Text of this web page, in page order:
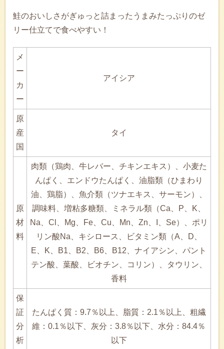
鮭のおいしさがぎゅっと詰まったうまみたっぷりのゼ
リー仕立てで食べやすい！
メ
ー
カ
ー
アイシア
原
産
国
タイ
原
材
料
肉類（鶏肉、牛レバー、チキンエキス）、小麦た
んぱく、エンドウたんぱく、油脂類（ひまわり
油、鶏脂）、魚介類（ツナエキス、サーモン）、
調味料、増粘多糖類、ミネラル類（Ca、P、K、
Na、Cl、Mg、Fe、Cu、Mn、Zn、I、Se）、ポリ
リン酸Na、キシロース、ビタミン類（A、D、
E、K、B1、B2、B6、B12、ナイアシン、パント
テン酸、葉酸、ビオチン、コリン）、タウリン、
香料
保
証
分
析
たんぱく質：9.7％以上、脂質：2.1％以上、粗繊
維：0.1％以下、灰分：3.8％以下、水分：84.4％
以下